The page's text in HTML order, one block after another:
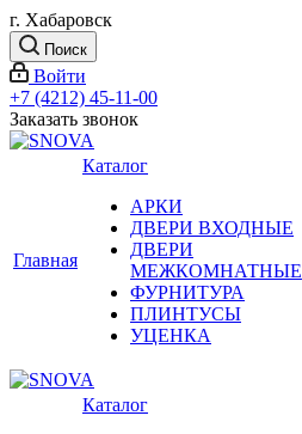
г. Хабаровск
Поиск
Войти
+7 (4212) 45-11-00
Заказать звонок
Главная
Каталог
АРКИ
ДВЕРИ ВХОДНЫЕ
ДВЕРИ
МЕЖКОМНАТНЫЕ
ФУРНИТУРА
ПЛИНТУСЫ
УЦЕНКА
Каталог